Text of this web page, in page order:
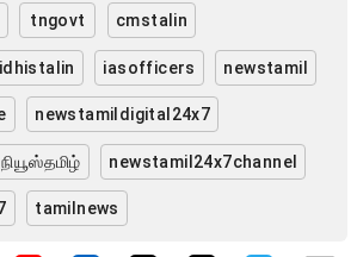
tngovt cmstalin
iasofficers newstamil
newstamildigital24x7
நியூஸ்தமிழ் newstamil24x7channel
tamilnews